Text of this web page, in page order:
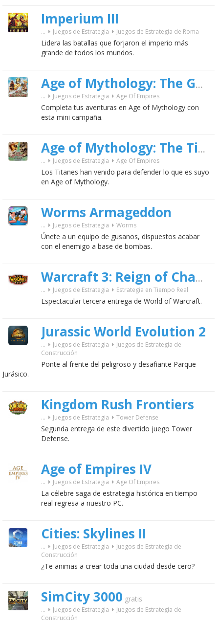
Imperium III
... Juegos de Estrategia Juegos de Estrategia de Roma
Lidera las batallas que forjaron el imperio más
grande de todos los mundos.
Age of Mythology: The Golden
... Juegos de Estrategia Age Of Empires
Completa tus aventuras en Age of Mythology con
esta mini campaña.
Age of Mythology: The Titans Expansion
... Juegos de Estrategia Age Of Empires
Los Titanes han venido para defender lo que es suyo
en Age of Mythology.
Worms Armageddon
... Juegos de Estrategia Worms
Únete a un equipo de gusanos, dispuestos acabar
con el enemigo a base de bombas.
Warcraft 3: Reign of Chaos
... Juegos de Estrategia Estrategia en Tiempo Real
Espectacular tercera entrega de World of Warcraft.
Jurassic World Evolution 2
... Juegos de Estrategia
Juegos de Estrategia de
Construcción
Ponte al frente del peligroso y desafiante Parque
Jurásico.
Kingdom Rush Frontiers
... Juegos de Estrategia Tower Defense
Segunda entrega de este divertido juego Tower
Defense.
Age of Empires IV
... Juegos de Estrategia Age Of Empires
La célebre saga de estrategia histórica en tiempo
real regresa a nuestro PC.
Cities: Skylines II
... Juegos de Estrategia
Juegos de Estrategia de
Construcción
¿Te animas a crear toda una ciudad desde cero?
SimCity 3000 gratis
... Juegos de Estrategia
Juegos de Estrategia de
Construcción